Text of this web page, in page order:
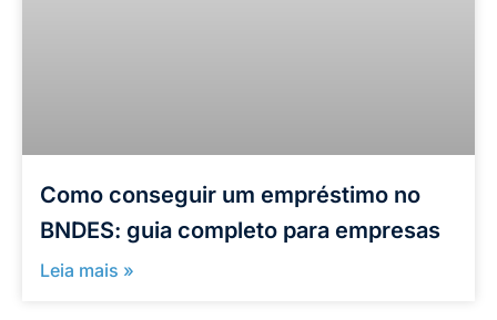
Como conseguir um empréstimo no
BNDES: guia completo para empresas
Leia mais »